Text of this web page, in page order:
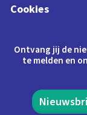
Cookies
Ontvang jij de
te melden en